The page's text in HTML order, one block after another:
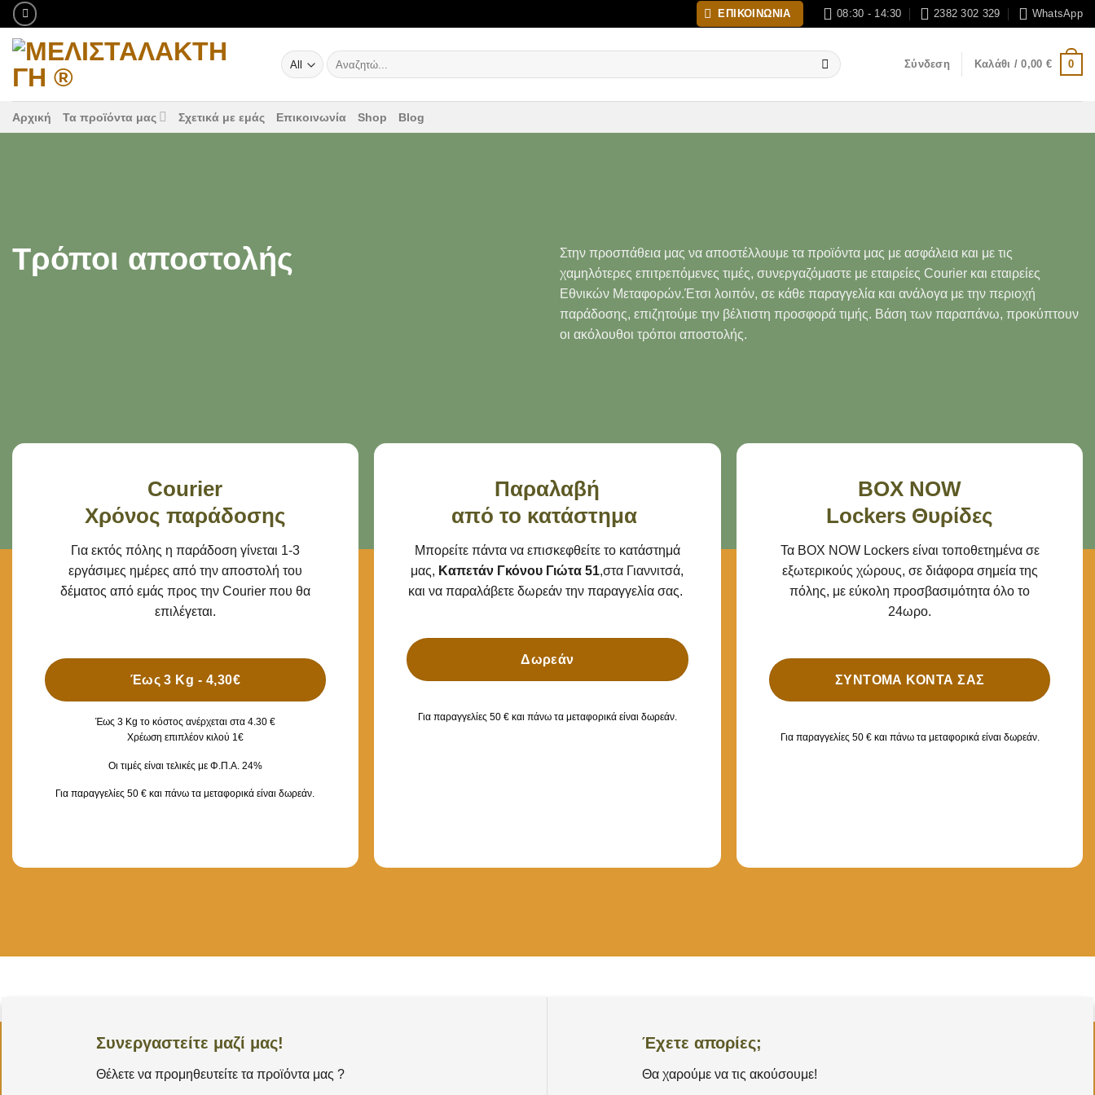
Μετάβαση
στο
περιεχόμενο
ΕΠΙΚΟΙΝΩΝΊΑ 08:30 - 14:30 2382 302 329 WhatsApp
Αναζήτηση
για:
Σύνδεση Καλάθι /0,00 € 0
Αρχική Τα προϊόντα μας Σχετικά με εμάς Επικοινωνία Shop Blog
Τρόποι αποστολής
Στην προσπάθεια μας να αποστέλλουμε τα προϊόντα μας με ασφάλεια και με τις
χαμηλότερες επιτρεπόμενες τιμές, συνεργαζόμαστε με εταιρείες Courier και εταιρείες
Εθνικών Μεταφορών.Έτσι λοιπόν, σε κάθε παραγγελία και ανάλογα με την περιοχή
παράδοσης, επιζητούμε την βέλτιστη προσφορά τιμής. Βάση των παραπάνω, προκύπτουν
οι ακόλουθοι τρόποι αποστολής.
Courier
Χρόνος παράδοσης
Για εκτός πόλης η παράδοση γίνεται 1-3
εργάσιμες ημέρες από την αποστολή του
δέματος από εμάς προς την Courier που θα
επιλέγεται.
Έως 3 Kg - 4,30€
Έως 3 Kg το κόστος ανέρχεται στα 4.30 €
Χρέωση επιπλέον κιλού 1€
Οι τιμές είναι τελικές με Φ.Π.Α. 24%
Για παραγγελίες 50 € και πάνω τα μεταφορικά είναι δωρεάν.
Παραλαβή
από το κατάστημα
Μπορείτε πάντα να επισκεφθείτε το κατάστημά
μας, Καπετάν Γκόνου Γιώτα 51,στα Γιαννιτσά,
και να παραλάβετε δωρεάν την παραγγελία σας.
Δωρεάν
Για παραγγελίες 50 € και πάνω τα μεταφορικά είναι δωρεάν.
BOX NOW
Lockers Θυρίδες
Τα BOX NOW Lockers είναι τοποθετημένα σε
εξωτερικούς χώρους, σε διάφορα σημεία της
πόλης, με εύκολη προσβασιμότητα όλο το
24ωρο.
ΣΎΝΤΟΜΑ ΚΟΝΤΆ ΣΑΣ
Για παραγγελίες 50 € και πάνω τα μεταφορικά είναι δωρεάν.
Συνεργαστείτε μαζί μας!
Θέλετε να προμηθευτείτε τα προϊόντα μας ?
Έχετε απορίες;
Θα χαρούμε να τις ακούσουμε!